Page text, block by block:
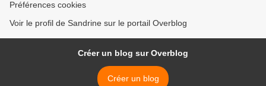
Préférences cookies
Voir le profil de Sandrine sur le portail Overblog
Créer un blog sur Overblog
Créer un blog